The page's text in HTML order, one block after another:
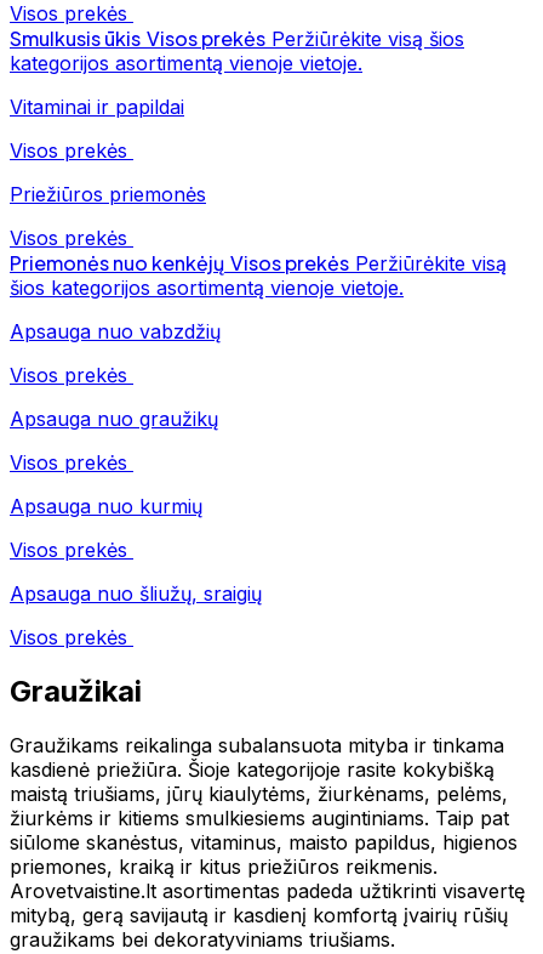
Visos prekės
Smulkusis ūkis Visos prekės Peržiūrėkite visą šios
kategorijos asortimentą vienoje vietoje.
Vitaminai ir papildai
Visos prekės
Priežiūros priemonės
Visos prekės
Priemonės nuo kenkėjų Visos prekės Peržiūrėkite visą
šios kategorijos asortimentą vienoje vietoje.
Apsauga nuo vabzdžių
Visos prekės
Apsauga nuo graužikų
Visos prekės
Apsauga nuo kurmių
Visos prekės
Apsauga nuo šliužų, sraigių
Visos prekės
Graužikai
Graužikams reikalinga subalansuota mityba ir tinkama
kasdienė priežiūra. Šioje kategorijoje rasite kokybišką
maistą triušiams, jūrų kiaulytėms, žiurkėnams, pelėms,
žiurkėms ir kitiems smulkiesiems augintiniams. Taip pat
siūlome skanėstus, vitaminus, maisto papildus, higienos
priemones, kraiką ir kitus priežiūros reikmenis.
Arovetvaistine.lt asortimentas padeda užtikrinti visavertę
mitybą, gerą savijautą ir kasdienį komfortą įvairių rūšių
graužikams bei dekoratyviniams triušiams.